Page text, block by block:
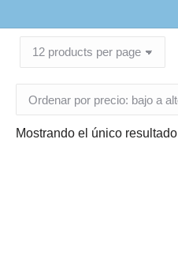
Mostrando el único resultado